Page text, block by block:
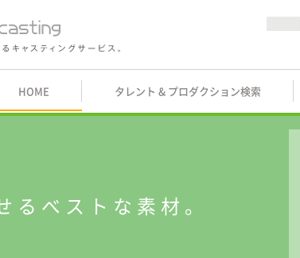
HOME タレント & プロダクション検索
るベストな素材。